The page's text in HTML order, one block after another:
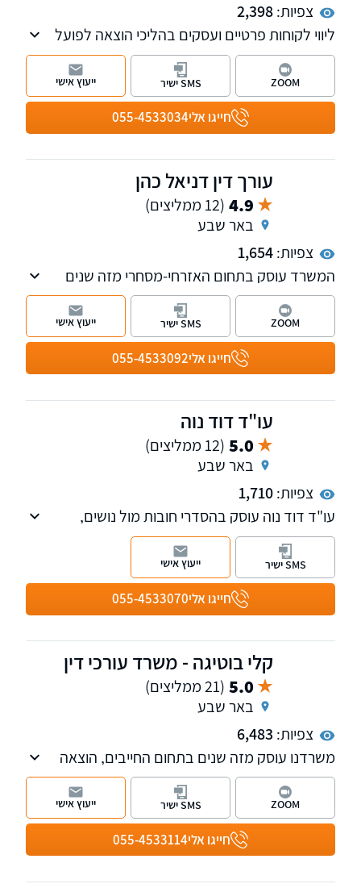
צפיות:2,398
ליווי לקוחות פרטיים ועסקים בהליכי הוצאה לפועל
וחדלות פירעון-פשיטת רגל, לשון הרע, סכסוכי
שכנים, ליקויי בניה, מכר במקרקעין, תביעות
כספיות, עריכת ייפוי כוח מתמשך, בנקאות וגביית
חובות עבור לקוחות פרטיים ועסקיים
חייגו אלי055-4533034
ZOOM SMS ישיר ייעוץ אישי
עורך דין דניאל כהן
4.9 (12 ממליצים)
באר שבע
צפיות:1,654
המשרד עוסק בתחום האזרחי-מסחרי מזה שנים
רבות תוך התמקדות בתחום דיני המשפחה
והירושה, דיני חוזים, משפט מסחרי, מקרקעין
ועסקים, הוצאה לפועל וחדלות פירעון, נזקי גוף
חייגו אלי055-4533092
ZOOM SMS ישיר ייעוץ אישי
עו"ד דוד נוה
5.0 (12 ממליצים)
באר שבע
צפיות:1,710
עו"ד דוד נוה עוסק בהסדרי חובות מול נושים,
הליכים נגד החייב בהוצאה לפועל, בקשות לאיחוד
תיקים וצו תשלומים, הסרת מגבלות מעל החייב,
פריסת חוב מזונות עבר, טיפול בהליכי בירור, הבאה
ומאסר, עיכוב יציאה מהארץ, הליכים נגד רכוש
ועיקול מטלטלין, עיקול מקרקעין ודירת מגורים,
עיקול שכר עבודה, עיקול חשבון בנק, עיכוב הליכים
והשהייתם, הגשת ערר וערעור
חייגו אלי055-4533070
SMS ישיר ייעוץ אישי
קלי בוטיגה - משרד עורכי דין
5.0 (21 ממליצים)
באר שבע
צפיות: 6,483
משרדנו עוסק מזה שנים בתחום החייבים, הוצאה
לפועל, הסדרי חוב וחדלות פירעון (פשיטת רגל).
כמו כן משרדנו נותן שירות בתחום נזיקין, המשפט
האזרחי והליכי גישור. נשמח לקבוע פגישת ייעוץ
חייגו אלי055-4533114
ZOOM SMS ישיר ייעוץ אישי